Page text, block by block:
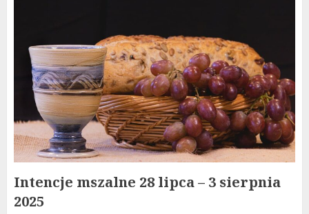
Intencje mszalne 28 lipca – 3 sierpnia
2025